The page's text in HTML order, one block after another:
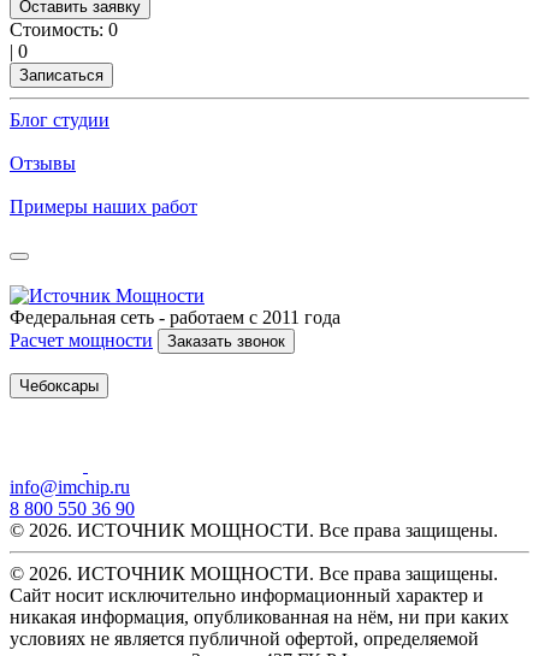
Оставить заявку
Стоимость: 0
| 0
Записаться
Блог студии
Отзывы
Примеры наших работ
Федеральная сеть - работаем с 2011 года
Расчет мощности
Заказать звонок
Чебоксары
info@imchip.ru
8 800 550 36 90
© 2026. ИСТОЧНИК МОЩНОСТИ. Все права защищены.
© 2026. ИСТОЧНИК МОЩНОСТИ. Все права защищены.
Сайт носит исключительно информационный характер и
никакая информация, опубликованная на нём, ни при каких
условиях не является публичной офертой, определяемой